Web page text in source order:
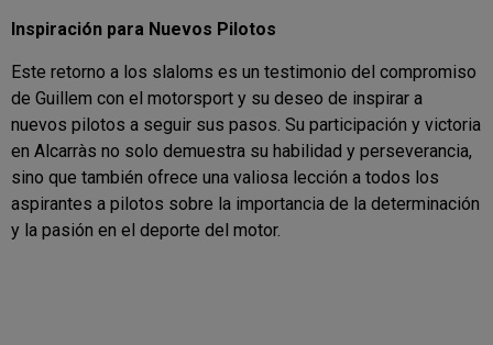
Inspiración para Nuevos Pilotos
Este retorno a los slaloms es un testimonio del compromiso
de Guillem con el motorsport y su deseo de inspirar a
nuevos pilotos a seguir sus pasos. Su participación y victoria
en Alcarràs no solo demuestra su habilidad y perseverancia,
sino que también ofrece una valiosa lección a todos los
aspirantes a pilotos sobre la importancia de la determinación
y la pasión en el deporte del motor.